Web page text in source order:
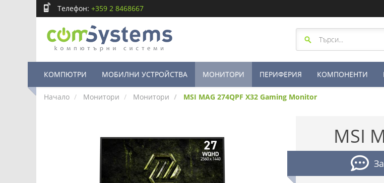
Телефон: +359 2 8468667
КОМПЮТРИ МОБИЛНИ УСТРОЙСТВА МОНИТОРИ ПЕРИФЕРИЯ КОМПОНЕНТИ
Начало Монитори Монитори MSI MAG 274QPF X32 Gaming Monitor
MSI